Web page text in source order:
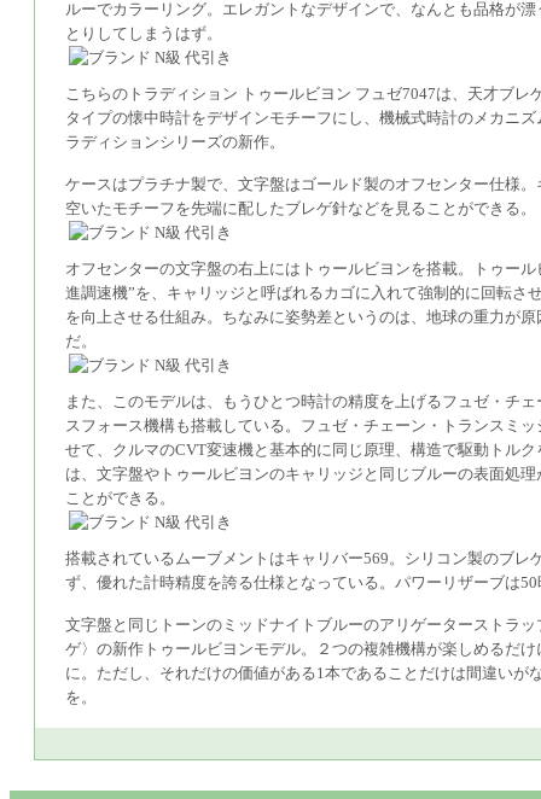
ルーでカラーリング。エレガントなデザインで、なんとも品格が
とりしてしまうはず。
こちらのトラディション トゥールビヨン フュゼ7047は、天才ブレ
タイプの懐中時計をデザインモチーフにし、機械式時計のメカニ
ラディションシリーズの新作。
ケースはプラチナ製で、文字盤はゴールド製のオフセンター仕様
空いたモチーフを先端に配したブレゲ針などを見ることができる。
オフセンターの文字盤の右上にはトゥールビヨンを搭載。トゥー
進調速機”を、キャリッジと呼ばれるカゴに入れて強制的に回転さ
を向上させる仕組み。ちなみに姿勢差というのは、地球の重力が
だ。
また、このモデルは、もうひとつ時計の精度を上げるフュゼ・チ
スフォース機構も搭載している。フュゼ・チェーン・トランスミ
せて、クルマのCVT変速機と基本的に同じ原理、構造で駆動トル
は、文字盤やトゥールビヨンのキャリッジと同じブルーの表面処
ことができる。
搭載されているムーブメントはキャリバー569。シリコン製のブレ
ず、優れた計時精度を誇る仕様となっている。パワーリザーブは50
文字盤と同じトーンのミッドナイトブルーのアリゲーターストラ
ゲ〉の新作トゥールビヨンモデル。２つの複雑機構が楽しめるだ
に。ただし、それだけの価値がある1本であることだけは間違いが
を。